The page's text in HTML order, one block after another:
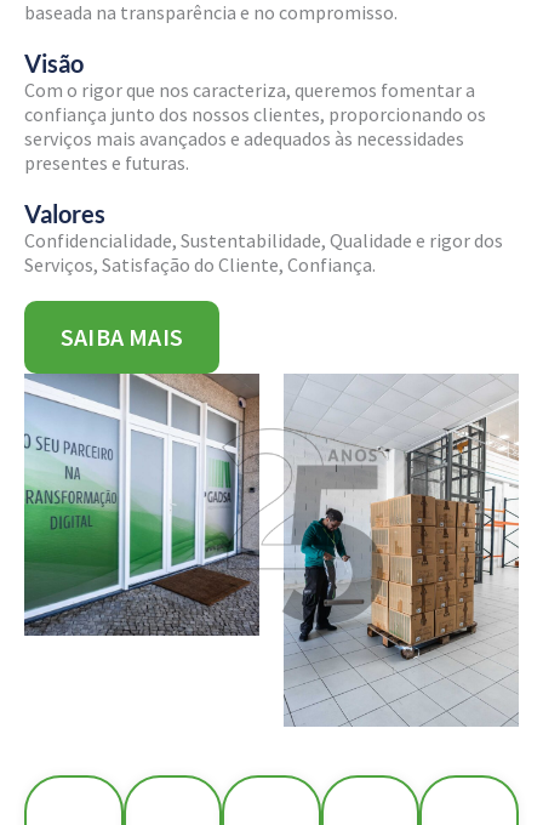
baseada na transparência e no compromisso.
Visão
Com o rigor que nos caracteriza, queremos fomentar a
confiança junto dos nossos clientes, proporcionando os
serviços mais avançados e adequados às necessidades
presentes e futuras.
Valores
Confidencialidade, Sustentabilidade, Qualidade e rigor dos
Serviços, Satisfação do Cliente, Confiança.
SAIBA MAIS